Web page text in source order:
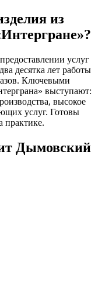
из
услуг
десятка лет работы
Ключевыми
выступают:
высокое
услуг. Готовы
практике.
Дымовский